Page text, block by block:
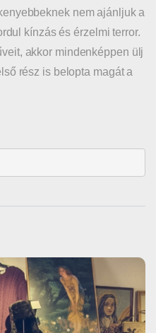
nem ajánljuk a
kínzás és érzelmi terror.
akkor mindenképpen ülj
rész is belopta magát a